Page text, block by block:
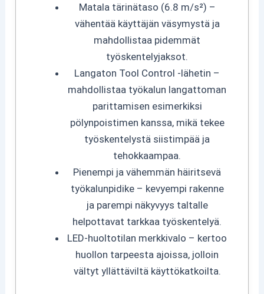
Matala tärinätaso (6.8 m/s²) –
vähentää käyttäjän väsymystä ja
mahdollistaa pidemmät
työskentelyjaksot.
Langaton Tool Control -lähetin –
mahdollistaa työkalun langattoman
parittamisen esimerkiksi
pölynpoistimen kanssa, mikä tekee
työskentelystä siistimpää ja
tehokkaampaa.
Pienempi ja vähemmän häiritsevä
työkalunpidike – kevyempi rakenne
ja parempi näkyvyys taltalle
helpottavat tarkkaa työskentelyä.
LED-huoltotilan merkkivalo – kertoo
huollon tarpeesta ajoissa, jolloin
vältyt yllättäviltä käyttökatkoilta.